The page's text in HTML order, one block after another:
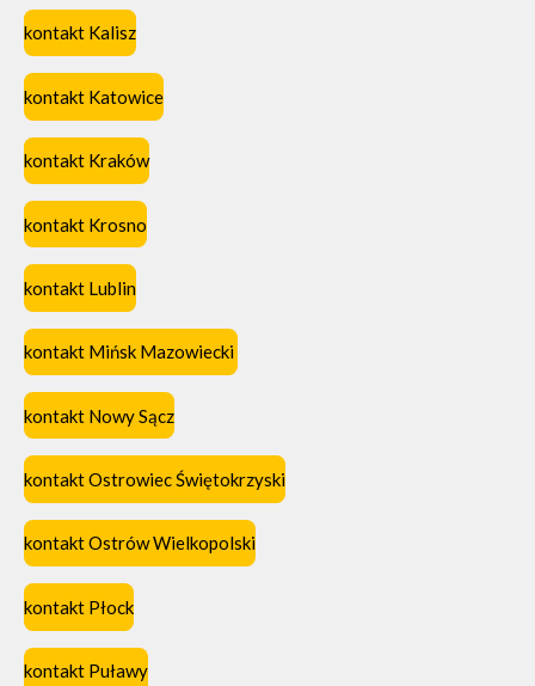
kontakt Kalisz
kontakt Katowice
kontakt Kraków
kontakt Krosno
kontakt Lublin
kontakt Mińsk Mazowiecki
kontakt Nowy Sącz
kontakt Ostrowiec Świętokrzyski
kontakt Ostrów Wielkopolski
kontakt Płock
kontakt Puławy